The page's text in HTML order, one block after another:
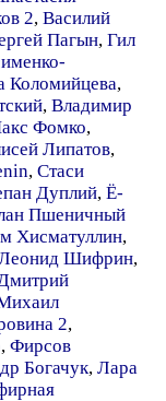
2, Василий
Пагын, Гил
Коломийцева,
, Владимир
Фомко,
Липатов,
, Стаси
Дуплий, Ё-
Пшеничный
Хисматуллин,
Шифрин,
2,
, Фирсов
Богачук, Лара